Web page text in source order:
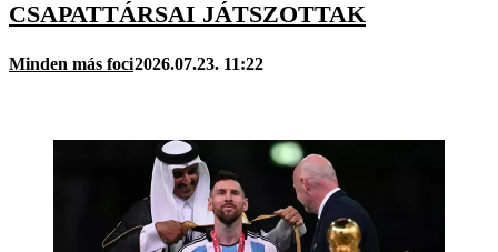
CSAPATTÁRSAI JÁTSZOTTAK
Minden más foci2026.07.23. 11:22